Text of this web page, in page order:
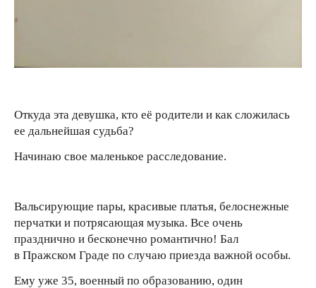
Откуда эта девушка, кто её родители и как сложилась
ее дальнейшая судьба?
Начинаю свое маленькое расследование.
Вальсирующие пары, красивые платья, белоснежные
перчатки и потрясающая музыка. Все очень
празднично и бесконечно романтично! Бал
в Пражском Граде по случаю приезда важной особы.
Ему уже 35, военный по образованию, один